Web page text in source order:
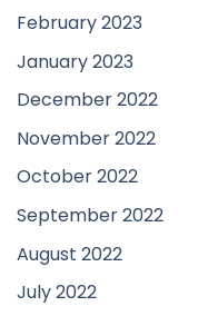
February 2023
January 2023
December 2022
November 2022
October 2022
September 2022
August 2022
July 2022